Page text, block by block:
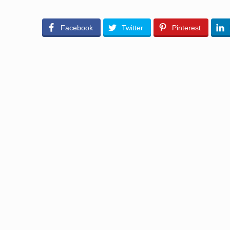
Facebook Twitter Pinterest